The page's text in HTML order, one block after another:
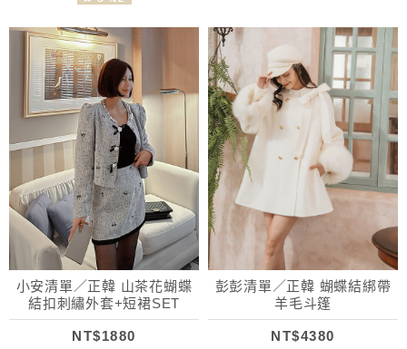
小安清單／正韓 山茶花蝴蝶
結扣刺繡外套+短裙SET
NT$1880
彭彭清單／正韓 蝴蝶結綁帶
羊毛斗篷
NT$4380